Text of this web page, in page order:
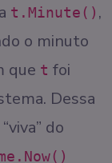
t.Minute() ,
o minuto
que t foi
Dessa
do